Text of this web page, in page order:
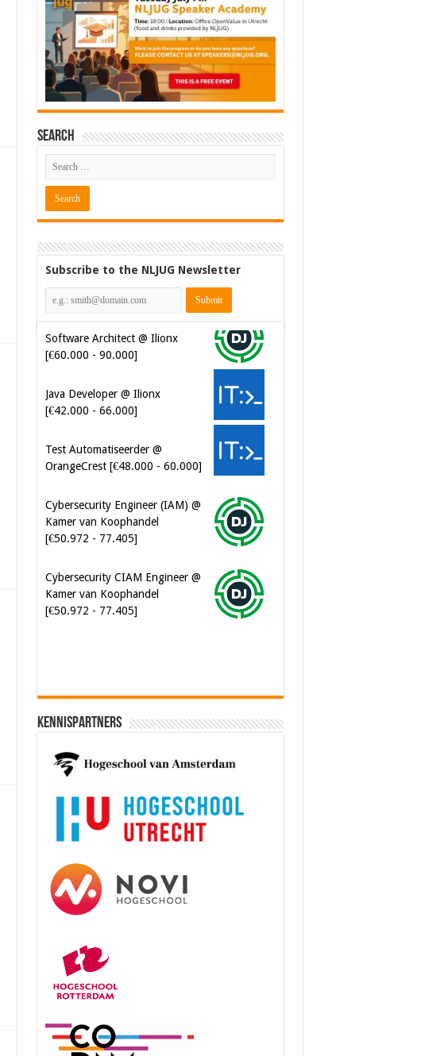
Search
Subscribe to the NLJUG Newsletter
Software Architect @ Ilionx
Java Developer @ Ilionx
Test Automatiseerder @
Cybersecurity Engineer (IAM) @
[€50.972 - 77.405]
Cybersecurity CIAM Engineer @
[€50.972 - 77.405]
Kennispartners